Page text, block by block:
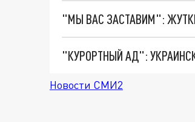
"КУРОРТНЫЙ АД":
Новости СМИ2